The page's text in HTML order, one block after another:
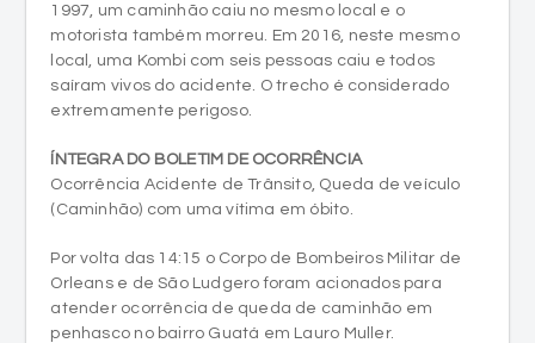
1997, um caminhão caiu no mesmo local e o
motorista também morreu. Em 2016, neste mesmo
local, uma Kombi com seis pessoas caiu e todos
saíram vivos do acidente. O trecho é considerado
extremamente perigoso.
ÍNTEGRA DO BOLETIM DE OCORRÊNCIA
Ocorrência Acidente de Trânsito, Queda de veículo
(Caminhão) com uma vítima em óbito.
Por volta das 14:15 o Corpo de Bombeiros Militar de
Orleans e de São Ludgero foram acionados para
atender ocorrência de queda de caminhão em
penhasco no bairro Guatá em Lauro Muller.